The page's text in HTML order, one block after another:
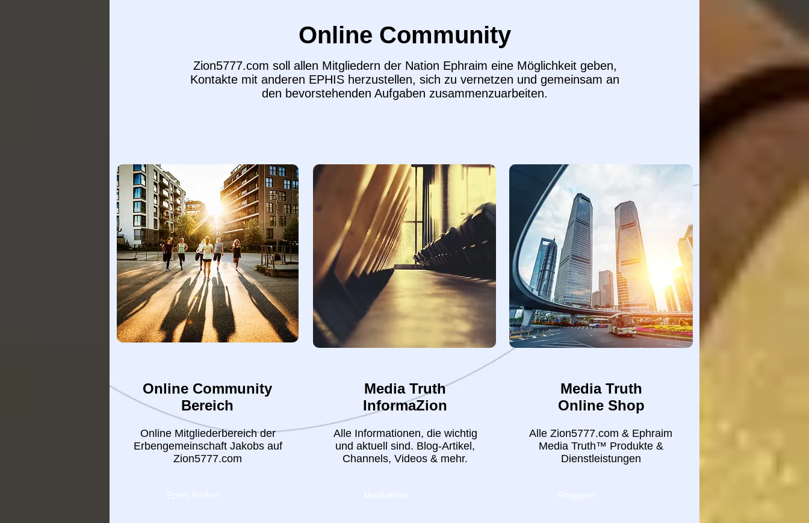
Online Community
Zion5777.com soll allen Mitgliedern der Nation Ephraim eine Möglichkeit geben,
Kontakte mit anderen EPHIS herzustellen, sich zu vernetzen und gemeinsam an
den bevorstehenden Aufgaben zusammenzuarbeiten.
Online Community
Bereich
Online Mitgliederbereich der
Erbengemeinschaft Jakobs auf
Zion5777.com
Media Truth
InformaZion
Alle Informationen, die wichtig
und aktuell sind. Blog-Artikel,
Channels, Videos & mehr.
Media Truth
Online Shop
Alle Zion5777.com & Ephraim
Media Truth™ Produkte &
Dienstleistungen